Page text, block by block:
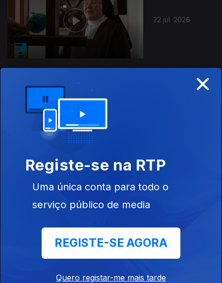
22 jul. 2026
20 jul. 2026
17 jul. 2026
×
Registe-se na RTP
Uma única conta para todo o
serviço público de media
REGISTE-SE AGORA
Quero registar-me mais tarde